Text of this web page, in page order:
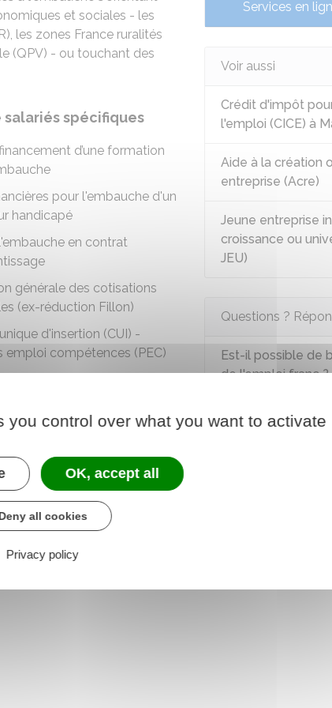
et sociales - les
les zones France ruralités
(QPV) - ou touchant des
salariés spécifiques
d’une formation
pour l'embauche d'un
handicapé
en contrat
générale des cotisations
(ex-réduction Fillon)
d'insertion (CUI) -
emploi compétences (PEC)
Services en
Voir aussi
Crédit d'impôt
l'emploi (CICE) à
Aide à la création
entreprise (Acre)
Jeune entreprise
croissance ou
JEU)
Questions ?
Est-il possible de
de l'emploi franc ?
control over what you want to activate
OK, accept all
all cookies
Privacy policy